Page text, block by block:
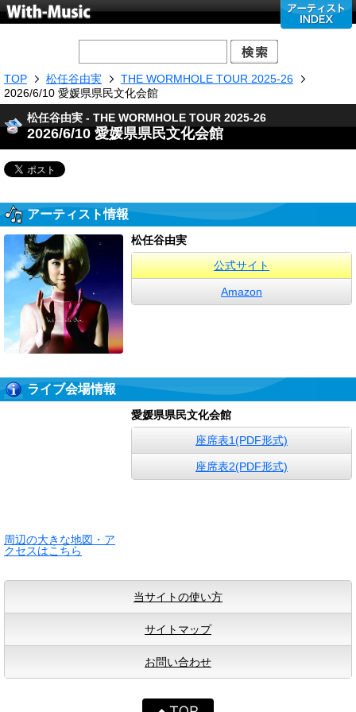
TOP 松任谷由実
THE WORMHOLE TOUR 2025-26
2026/6/10 愛媛県県民文化会館
松任谷由実 - THE WORMHOLE TOUR 2025-26
2026/6/10 愛媛県県民文化会館
アーティスト情報
松任谷由実
公式サイト
Amazon
ライブ会場情報
周辺の大きな地図・ア
クセスはこちら
愛媛県県民文化会館
座席表1(PDF形式)
座席表2(PDF形式)
当サイトの使い方
サイトマップ
お問い合わせ